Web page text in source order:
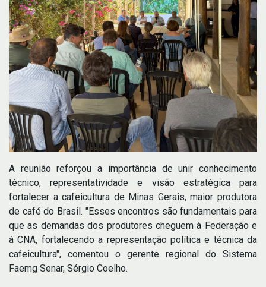
A reunião reforçou a importância de unir conhecimento
técnico, representatividade e visão estratégica para
fortalecer a cafeicultura de Minas Gerais, maior produtora
de café do Brasil. "Esses encontros são fundamentais para
que as demandas dos produtores cheguem à Federação e
à CNA, fortalecendo a representação política e técnica da
cafeicultura", comentou o gerente regional do Sistema
Faemg Senar, Sérgio Coelho.